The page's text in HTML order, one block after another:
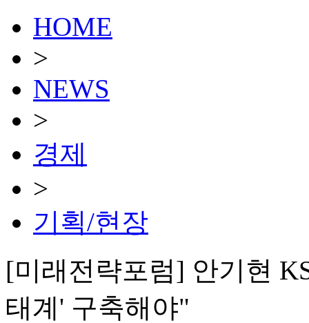
HOME
>
NEWS
>
경제
>
기획/현장
[미래전략포럼] 안기현
태계' 구축해야"